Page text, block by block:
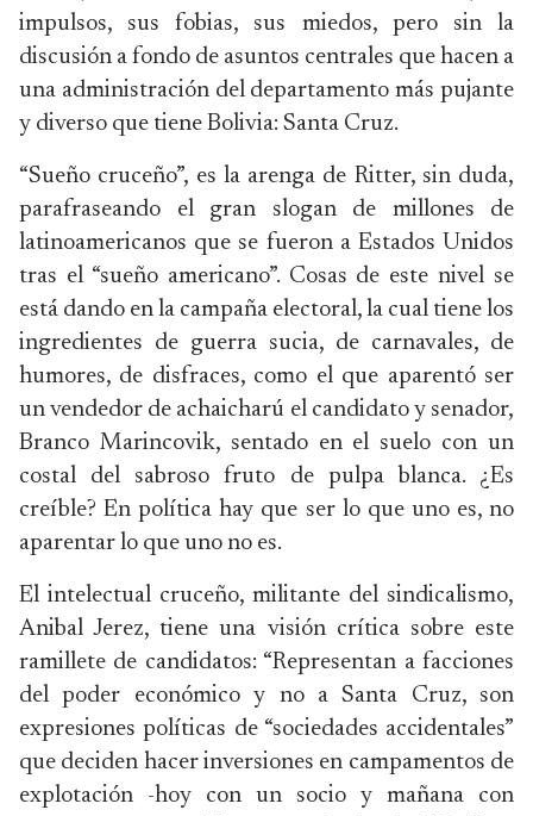
impulsos, sus fobias, sus miedos, pero sin la
discusión a fondo de asuntos centrales que hacen a
una administración del departamento más pujante
y diverso que tiene Bolivia: Santa Cruz.
“Sueño cruceño”, es la arenga de Ritter, sin duda,
parafraseando el gran slogan de millones de
latinoamericanos que se fueron a Estados Unidos
tras el “sueño americano”. Cosas de este nivel se
está dando en la campaña electoral, la cual tiene los
ingredientes de guerra sucia, de carnavales, de
humores, de disfraces, como el que aparentó ser
un vendedor de achaicharú el candidato y senador,
Branco Marincovik, sentado en el suelo con un
costal del sabroso fruto de pulpa blanca. ¿Es
creíble? En política hay que ser lo que uno es, no
aparentar lo que uno no es.
El intelectual cruceño, militante del sindicalismo,
Anibal Jerez, tiene una visión crítica sobre este
ramillete de candidatos: “Representan a facciones
del poder económico y no a Santa Cruz, son
expresiones políticas de “sociedades accidentales”
que deciden hacer inversiones en campamentos de
explotación -hoy con un socio y mañana con